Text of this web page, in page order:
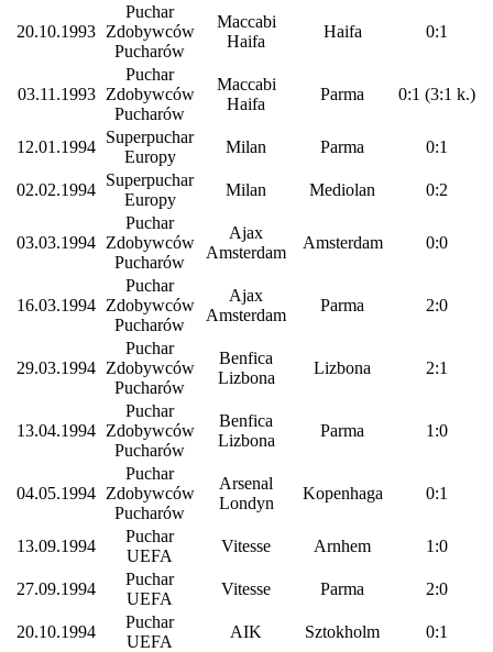
20.10.1993
Puchar
Zdobywców
Pucharów
Maccabi
Haifa
Haifa 0:1
03.11.1993
Puchar
Zdobywców
Pucharów
Maccabi
Haifa
Parma 0:1 (3:1 k.)
12.01.1994
Superpuchar
Europy
Milan Parma 0:1
02.02.1994
Superpuchar
Europy
Milan Mediolan 0:2
03.03.1994
Puchar
Zdobywców
Pucharów
Ajax
Amsterdam
Amsterdam 0:0
16.03.1994
Puchar
Zdobywców
Pucharów
Ajax
Amsterdam
Parma 2:0
29.03.1994
Puchar
Zdobywców
Pucharów
Benfica
Lizbona
Lizbona 2:1
13.04.1994
Puchar
Zdobywców
Pucharów
Benfica
Lizbona
Parma 1:0
04.05.1994
Puchar
Zdobywców
Pucharów
Arsenal
Londyn
Kopenhaga 0:1
13.09.1994
Puchar
UEFA
Vitesse Arnhem 1:0
27.09.1994
Puchar
UEFA
Vitesse Parma 2:0
20.10.1994
Puchar
UEFA
AIK Sztokholm 0:1